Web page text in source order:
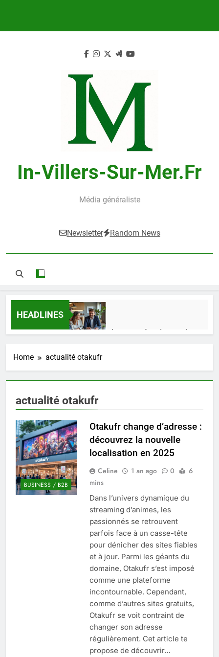
In-Villers-Sur-Mer.fr
Média généraliste
Newsletter Random News
HEADLINES
Guide complet pour réussir un achat
2 Semaines Ago
impact dans le domaine médical
4 Mois Ago
Quel est le salaire de Myriam Seurat en
2025 ?
4 Mois Ago
Okrami : comprendre ses
fonctionnalités clés et avantages
4 Mois Ago
Découvrez notre test d’orientation
gratuit spécialement conçu pour
collégiens et lycéens
4 Mois Ago
Liste complète des marques
rezoactif.com à connaître en 2025
4 Mois Ago
Home actualité otakufr
actualité otakufr
BUSINESS / B2B
Otakufr change d’adresse :
découvrez la nouvelle
localisation en 2025
Celine 1 an ago 0
6
mins
Dans l’univers dynamique du
streaming d’animes, les
passionnés se retrouvent
parfois face à un casse-tête
pour dénicher des sites fiables
et à jour. Parmi les géants du
domaine, Otakufr s’est imposé
comme une plateforme
incontournable. Cependant,
comme d’autres sites gratuits,
Otakufr se voit contraint de
changer son adresse
régulièrement. Cet article te
propose de découvrir…